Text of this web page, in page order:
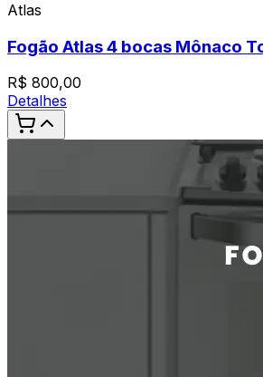
Atlas
Fogão Atlas 4 bocas Mônaco
R$ 800,00
Detalhes